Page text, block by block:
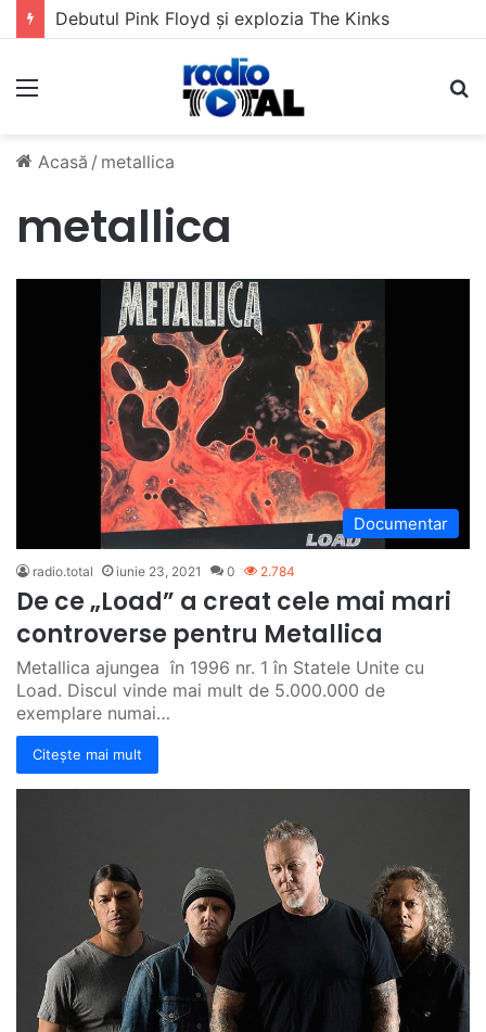
Debutul Pink Floyd și explozia The Kinks
Meniu
Acasă / metallica
metallica
Documentar
radio.total iunie 23, 2021 0 2.784
De ce „Load” a creat cele mai mari
controverse pentru Metallica
Metallica ajungea în 1996 nr. 1 în Statele Unite cu
Load. Discul vinde mai mult de 5.000.000 de
exemplare numai…
Citește mai mult